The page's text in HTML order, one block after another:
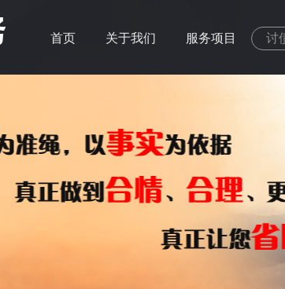
首页 关于我们 服务项目 讨